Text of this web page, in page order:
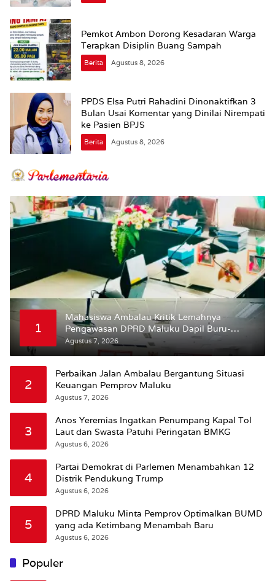
Pemkot Ambon Dorong Kesadaran Warga
Terapkan Disiplin Buang Sampah
Berita Agustus 8, 2026
PPDS Elsa Putri Rahadini Dinonaktifkan 3
Bulan Usai Komentar yang Dinilai Nirempati
ke Pasien BPJS
Berita Agustus 8, 2026
1
Mahasiswa Ambalau Kritik Lemahnya
Pengawasan DPRD Maluku Dapil Buru-
Bursel Terhadap Proses Perubahan Status
Jalan
Agustus 7, 2026
2
Perbaikan Jalan Ambalau Bergantung Situasi
Keuangan Pemprov Maluku
Agustus 7, 2026
3
Anos Yeremias Ingatkan Penumpang Kapal Tol
Laut dan Swasta Patuhi Peringatan BMKG
Agustus 6, 2026
4
Partai Demokrat di Parlemen Menambahkan 12
Distrik Pendukung Trump
Agustus 6, 2026
5
DPRD Maluku Minta Pemprov Optimalkan BUMD
yang ada Ketimbang Menambah Baru
Agustus 6, 2026
Populer